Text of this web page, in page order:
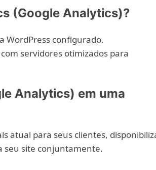
(Google Analytics)?
WordPress configurado.
servidores otimizados para
Analytics) em uma
atual para seus clientes,
seu site conjuntamente.